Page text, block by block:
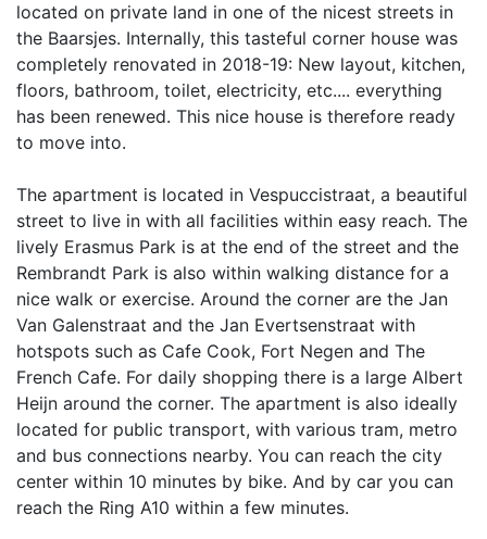
located on private land in one of the nicest streets in
the Baarsjes. Internally, this tasteful corner house was
completely renovated in 2018-19: New layout, kitchen,
floors, bathroom, toilet, electricity, etc.... everything
has been renewed. This nice house is therefore ready
to move into.
The apartment is located in Vespuccistraat, a beautiful
street to live in with all facilities within easy reach. The
lively Erasmus Park is at the end of the street and the
Rembrandt Park is also within walking distance for a
nice walk or exercise. Around the corner are the Jan
Van Galenstraat and the Jan Evertsenstraat with
hotspots such as Cafe Cook, Fort Negen and The
French Cafe. For daily shopping there is a large Albert
Heijn around the corner. The apartment is also ideally
located for public transport, with various tram, metro
and bus connections nearby. You can reach the city
center within 10 minutes by bike. And by car you can
reach the Ring A10 within a few minutes.